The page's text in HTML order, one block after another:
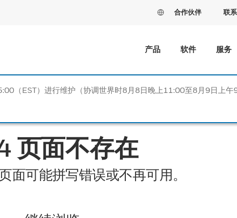
合作伙伴 联
产品 软件 服务
（EST）进行维护（协调世界时8月8日晚上11:00至8月9日上午
页面不存在
面可能拼写错误或不再可用。